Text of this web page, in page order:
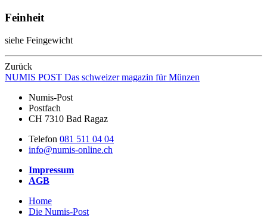
Feinheit
siehe Feingewicht
Zurück
NUMIS POST Das schweizer magazin für Münzen
Numis-Post
Postfach
CH 7310 Bad Ragaz
Telefon 081 511 04 04
info@numis-online.ch
Impressum
AGB
Home
Die Numis-Post